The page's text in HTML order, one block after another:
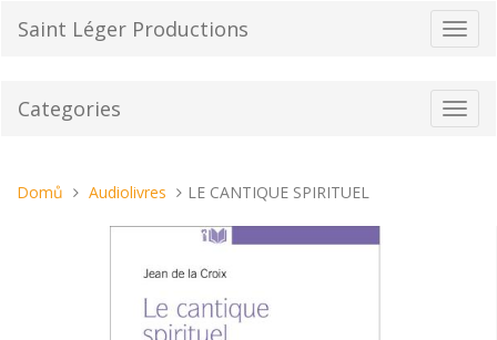
Saint Léger Productions
Categories
Nacházíte
Domů Audiolivres LE CANTIQUE SPIRITUEL